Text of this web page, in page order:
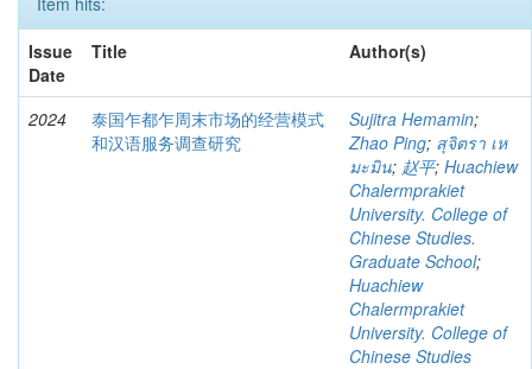
Issue
Date
Title Author(s)
2024
泰国乍都乍周末市场的经营模式
和汉语服务调查研究
Sujitra Hemamin;
Zhao Ping; สุจิตรา เห
มะมิน; 赵平; Huachiew
Chalermprakiet
University. College of
Chinese Studies.
Graduate School;
Huachiew
Chalermprakiet
University. College of
Chinese Studies